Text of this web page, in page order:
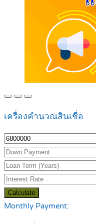
เครื่องคำนวณสินเชื่อ
Calculate
Monthly Payment: